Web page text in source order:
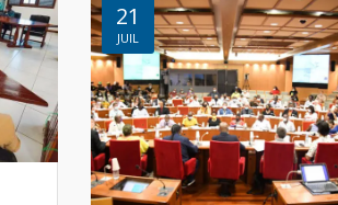
21
JUIL